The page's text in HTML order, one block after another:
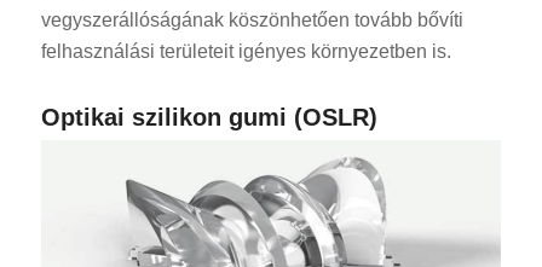
vegyszerállóságának köszönhetően tovább bővíti
felhasználási területeit igényes környezetben is.
Optikai szilikon gumi (OSLR)